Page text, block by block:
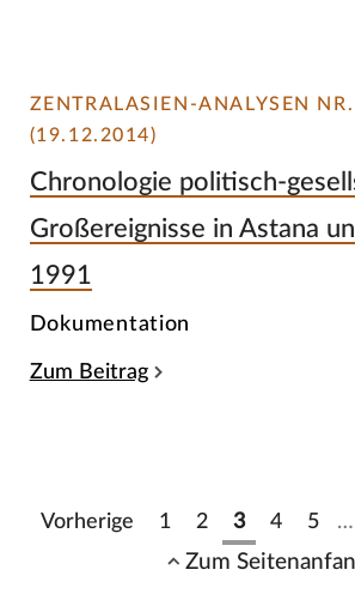
ZENTRALASIEN-ANALYSEN
(19.12.2014)
Chronologie politisch-
Großereignisse in Astana
1991
Dokumentation
Zum Beitrag
Vorherige 1 2 3 4 5 …
Zum